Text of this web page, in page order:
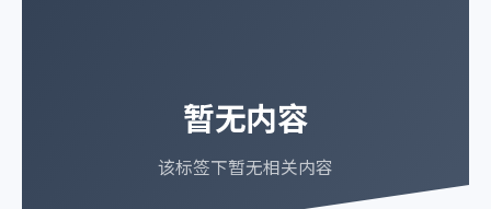
暂无内容
该标签下暂无相关内容